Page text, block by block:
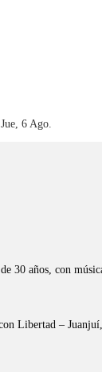
6 Ago.
30 años, con
Libertad –